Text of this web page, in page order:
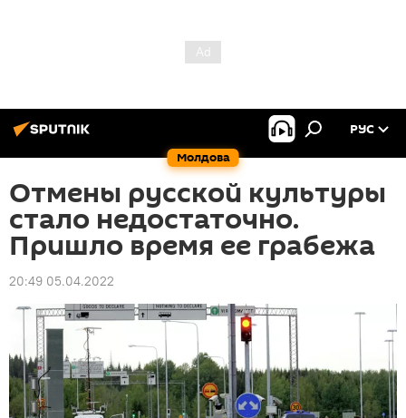
Молдова
РУС
Отмены русской культуры
стало недостаточно.
Пришло время ее грабежа
20:49 05.04.2022